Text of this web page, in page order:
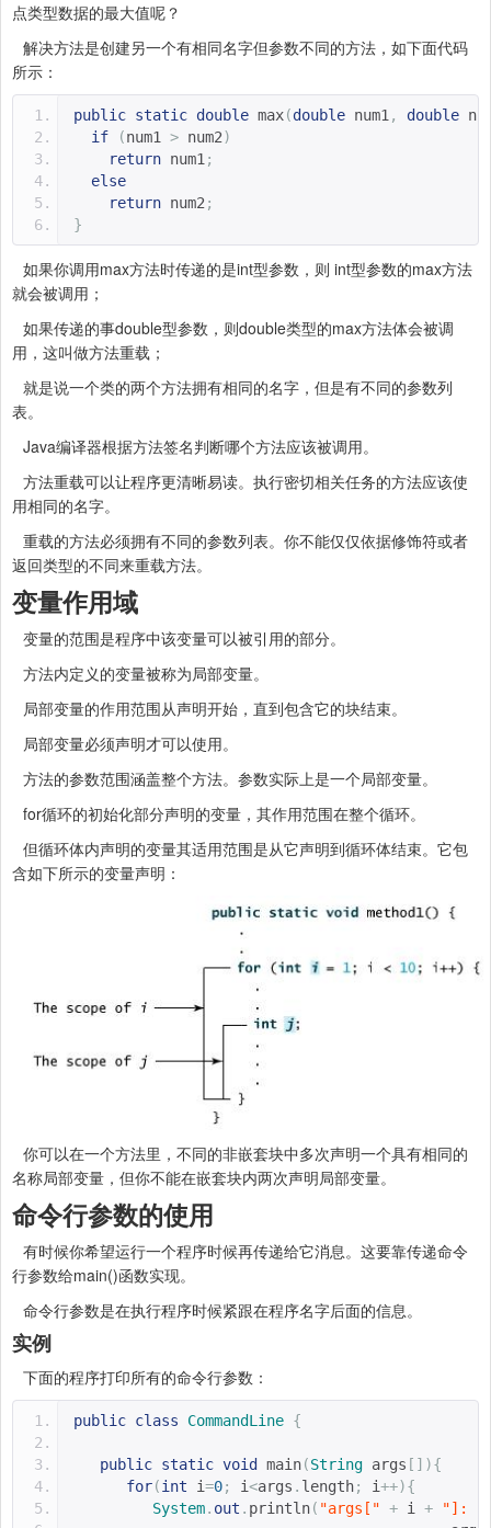
点类型数据的最大值呢？
解决方法是创建另一个有相同名字但参数不同的方法，如下面代码
所示：
public static double max(double num1 , double
if
(num1 > num2)
return num1 ;
else
return num2 ;
}
如果你调用max方法时传递的是int型参数，则 int型参数的max方法
就会被调用；
如果传递的事double型参数，则double类型的max方法体会被调
用，这叫做方法重载；
就是说一个类的两个方法拥有相同的名字，但是有不同的参数列
表。
Java编译器根据方法签名判断哪个方法应该被调用。
方法重载可以让程序更清晰易读。执行密切相关任务的方法应该使
用相同的名字。
重载的方法必须拥有不同的参数列表。你不能仅仅依据修饰符或者
返回类型的不同来重载方法。
变量作用域
变量的范围是程序中该变量可以被引用的部分。
方法内定义的变量被称为局部变量。
局部变量的作用范围从声明开始，直到包含它的块结束。
局部变量必须声明才可以使用。
方法的参数范围涵盖整个方法。参数实际上是一个局部变量。
for循环的初始化部分声明的变量，其作用范围在整个循环。
但循环体内声明的变量其适用范围是从它声明到循环体结束。它包
含如下所示的变量声明：
你可以在一个方法里，不同的非嵌套块中多次声明一个具有相同的
名称局部变量，但你不能在嵌套块内两次声明局部变量。
命令行参数的使用
有时候你希望运行一个程序时候再传递给它消息。这要靠传递命令
行参数给main()函数实现。
命令行参数是在执行程序时候紧跟在程序名字后面的信息。
实例
下面的程序打印所有的命令行参数：
public class CommandLine {
public static void main(String args []){
for(int i=0; i<args . length; i++){
System. out . println( "args[" + i +
"]: "